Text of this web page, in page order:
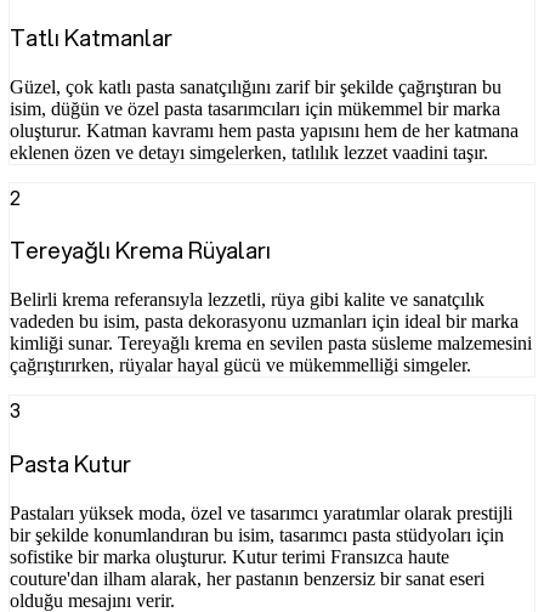
Tatlı Katmanlar
Güzel, çok katlı pasta sanatçılığını zarif bir şekilde çağrıştıran bu
isim, düğün ve özel pasta tasarımcıları için mükemmel bir marka
oluşturur. Katman kavramı hem pasta yapısını hem de her katmana
eklenen özen ve detayı simgelerken, tatlılık lezzet vaadini taşır.
2
Tereyağlı Krema Rüyaları
Belirli krema referansıyla lezzetli, rüya gibi kalite ve sanatçılık
vadeden bu isim, pasta dekorasyonu uzmanları için ideal bir marka
kimliği sunar. Tereyağlı krema en sevilen pasta süsleme malzemesini
çağrıştırırken, rüyalar hayal gücü ve mükemmelliği simgeler.
3
Pasta Kutur
Pastaları yüksek moda, özel ve tasarımcı yaratımlar olarak prestijli
bir şekilde konumlandıran bu isim, tasarımcı pasta stüdyoları için
sofistike bir marka oluşturur. Kutur terimi Fransızca haute
couture'dan ilham alarak, her pastanın benzersiz bir sanat eseri
olduğu mesajını verir.